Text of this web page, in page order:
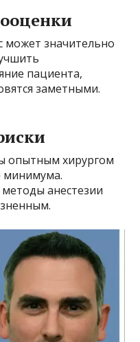
может значительно
пациента,
заметными.
опытным хирургом
минимума.
анестезии